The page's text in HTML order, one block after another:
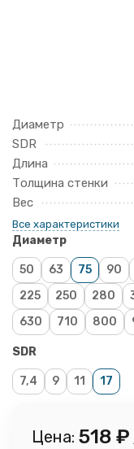
Диаметр
SDR
Длина
Толщина стенки
Вес
Все характеристики
Диаметр
50 63 75 90
225
250 280
630
710 800
SDR
7,4 9 11 17
Цена: 518 ₽